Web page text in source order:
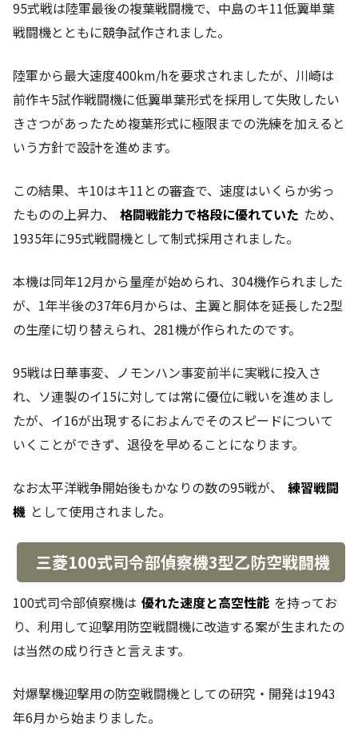
95式戦は陸軍最後の複葉戦闘機で、中島のキ11低翼単葉
戦闘機とともに競争試作されました。
陸軍から最大速度400km/hを要求されましたが、川崎は
前作キ5試作戦闘機に低翼単葉形式を採用して失敗したい
きさつがあったため複葉形式に極限までの洗練を加えると
いう方針で設計を進めます。
この結果、キ10はキ11との審査で、速度はいくらか劣っ
たものの上昇力、
格闘戦能力で格段に優れていた ため、
1935年に95式戦闘機として制式採用されました。
本機は同年12月から量産が始められ、304機作られました
が、1年半後の37年6月からは、主翼と胴体を延長した2型
の生産に切り替えられ、281機が作られたのです。
95戦は日華事変、ノモンハン事変前半に実戦に投入さ
れ、ソ連製のイ15に対しては常に優位に戦いを進めまし
たが、イ16が出現するにおよんでそのスピードについて
いくことができず、退役を早めることになります。
なお太平洋戦争開始後もかなりの数の95戦が、
練習戦闘
機 として使用されました。
三菱100式司令部偵察機3型乙防空戦闘機
100式司令部偵察機は 優れた速度と高空性能 を持ってお
り、利用して迎撃用防空戦闘機に改造する案が生まれたの
は当然の成り行きと言えます。
対爆撃機迎撃用の防空戦闘機としての研究・開発は1943
年6月から始まりました。